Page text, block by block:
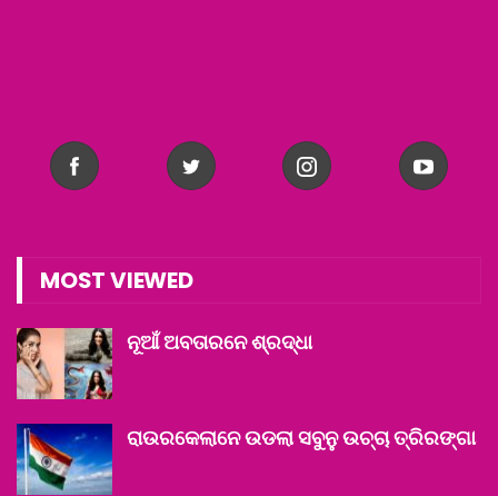
MOST VIEWED
ନୂଆଁ ଅବତାରନେ ଶ୍ରଦ୍ଧା
ରାଉରକେଲାନେ ଉଡଲା ସବୁନୁ ଉଚ୍ଚା ତ୍ରିରଙ୍ଗା